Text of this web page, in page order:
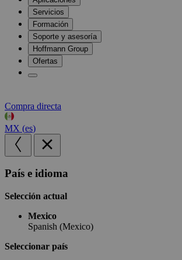
Servicios
Formación
Soporte y asesoría
Hoffmann Group
Ofertas
Compra directa
MX (es)
País e idioma
Selección actual
Mexico
Spanish (Mexico)
Seleccionar país